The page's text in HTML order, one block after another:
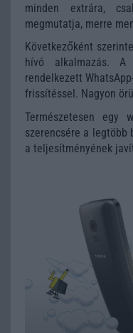
minden extrára,
megmutatja, merre
Következőként
hívó alkalmazás.
rendelkezett
frissítéssel. Nagyon
Természetesen egy
szerencsére a legtöbb
a teljesítményének